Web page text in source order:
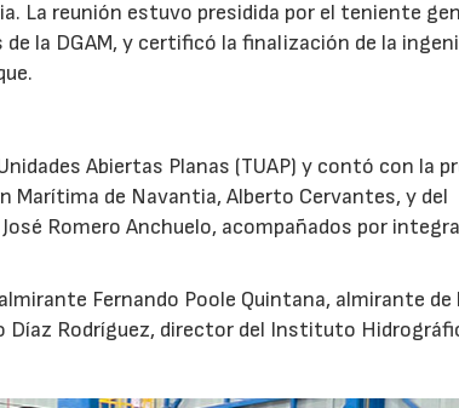
La reunión estuvo presidida por el teniente
la DGAM, y certificó la finalización de la
Abiertas Planas (TUAP) y contó con la
Marítima de Navantia, Alberto Cervantes, y del
Romero Anchuelo, acompañados por
Fernando Poole Quintana, almirante de
Díaz Rodríguez, director del Instituto